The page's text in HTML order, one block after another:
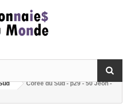
Corée du Sud - p29 - 50 Jeon -